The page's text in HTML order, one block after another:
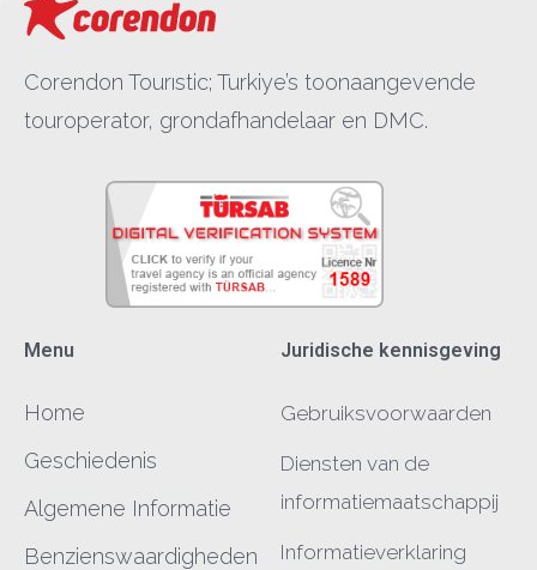
Corendon Tourıstic; Turkiye’s toonaangevende
touroperator, grondafhandelaar en DMC.
Menu
Home
Geschiedenis
Algemene Informatie
Benzienswaardigheden
Juridische kennisgeving
Gebruiksvoorwaarden
Diensten van de
informatiemaatschappij
Informatieverklaring